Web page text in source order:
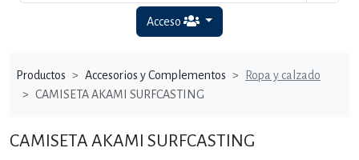
Acceso
Productos Accesorios y Complementos
Ropa y calzado
CAMISETA AKAMI SURFCASTING
CAMISETA AKAMI SURFCASTING